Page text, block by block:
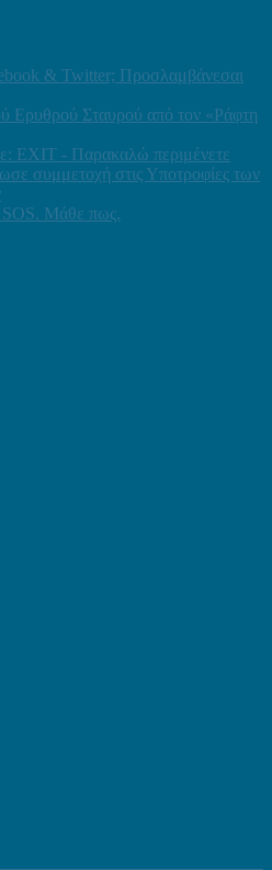
& Twitter; Προσλαμβάνεσαι
Ερυθρού Σταυρού από τον «Ράφτη
EXIT - Παρακαλώ περιμένετε
συμμετοχή στις Υποτροφίες των
SOS. Μάθε πως.